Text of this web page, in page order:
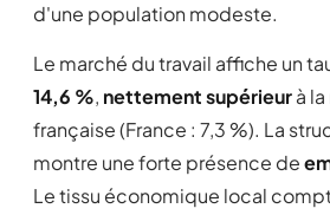
d'une population modeste.
Le marché du travail affiche un
14,6 %, nettement supérieurà
française (France : 7,3 %). La
montre une forte présence de
Le tissu économique local